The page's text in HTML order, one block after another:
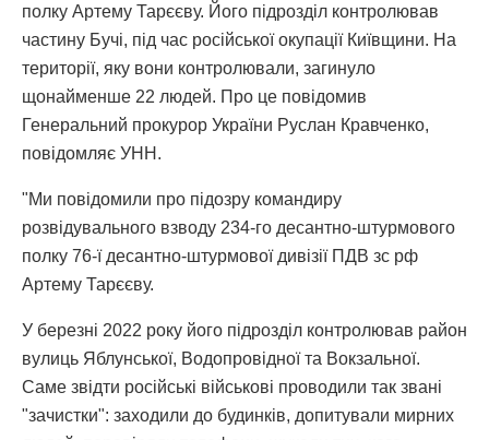
полку Артему Тарєєву. Його підрозділ контролював
частину Бучі, під час російської окупації Київщини. На
території, яку вони контролювали, загинуло
щонайменше 22 людей. Про це повідомив
Генеральний прокурор України Руслан Кравченко,
повідомляє УНН.
"Ми повідомили про підозру командиру
розвідувального взводу 234-го десантно-штурмового
полку 76-ї десантно-штурмової дивізії ПДВ зс рф
Артему Тарєєву.
У березні 2022 року його підрозділ контролював район
вулиць Яблунської, Водопровідної та Вокзальної.
Саме звідти російські військові проводили так звані
"зачистки": заходили до будинків, допитували мирних